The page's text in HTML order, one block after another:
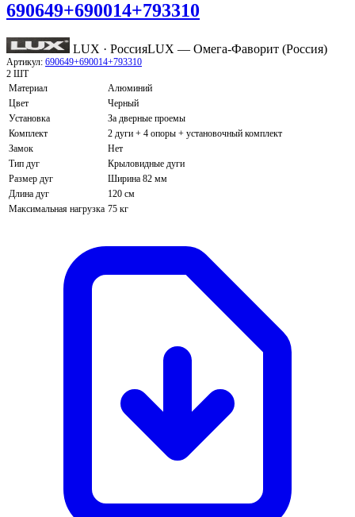
690649+690014+793310
LUX · РоссияLUX — Омега-Фаворит (Россия)
Артикул: 690649+690014+793310
2 ШТ
Материал
Алюминий
Цвет
Черный
Установка
За дверные проемы
Комплект
2 дуги + 4 опоры + установочный комплект
Замок
Нет
Тип дуг
Крыловидные дуги
Размер дуг
Ширина 82 мм
Длина дуг
120 см
Максимальная нагрузка 75 кг